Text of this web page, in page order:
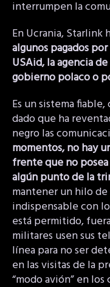
interrumpen la
En Ucrania, Starlink
algunos pagados
USAid, la agencia
gobierno polaco o
Es un sistema
dado que ha
negro las
momentos, no hay
frente que no
algún punto de la
mantener un hilo
indispensable con
está permitido,
militares usen sus
línea para no ser
en las visitas de la
“modo avión” en